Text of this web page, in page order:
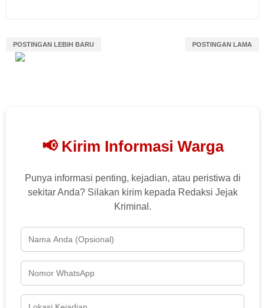
POSTINGAN LEBIH BARU POSTINGAN LAMA
📢 Kirim Informasi Warga
Punya informasi penting, kejadian, atau peristiwa di
sekitar Anda? Silakan kirim kepada Redaksi Jejak
Kriminal.